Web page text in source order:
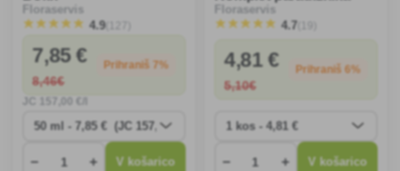
Floraservis
4.9(127)
7,85 €
8,46€
Prihraniš 7%
− + V košarico
Floraservis
4.7
4,81 €
5,10€
Prihraniš 6%
− + V košarico